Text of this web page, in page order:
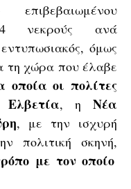
νεκρούς ανά
όμως
τη χώρα που έλαβε
οποία οι πολίτες
Ελβετία, η Νέα
, με την ισχυρή
πολιτική σκηνή,
με τον οποίο